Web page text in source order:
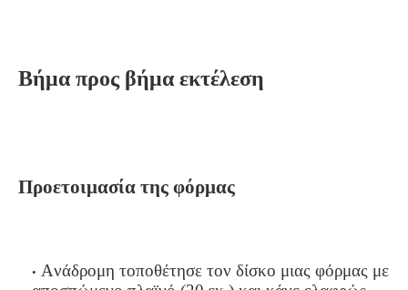
Βήμα προς βήμα εκτέλεση
Προετοιμασία της φόρμας
Ανάδρομη τοποθέτησε τον δίσκο μιας φόρμας με